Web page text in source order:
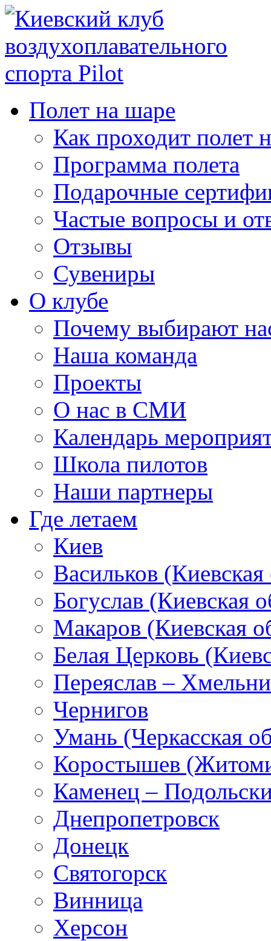
Полет на шаре
Как проходит полет
Программа полета
Подарочные
Частые вопросы и
Отзывы
Сувениры
О клубе
Почему выбирают
Наша команда
Проекты
О нас в СМИ
Календарь
Школа пилотов
Наши партнеры
Где летаем
Киев
Васильков
Богуслав (Киевская
Макаров (Киевская
Белая Церковь
Переяслав –
Чернигов
Умань (Черкасская
Коростышев
Каменец –
Днепропетровск
Донецк
Святогорск
Винница
Херсон